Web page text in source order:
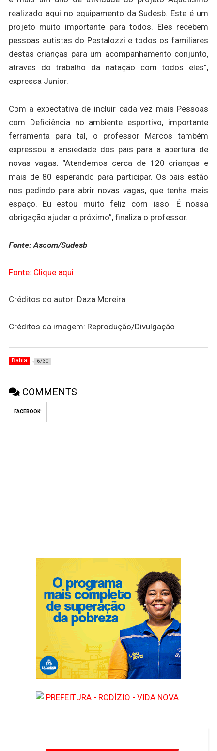
realizado aqui no equipamento da Sudesb. Este é um
projeto muito importante para todos. Eles recebem
pessoas autistas do Pestalozzi e todos os familiares
destas crianças para um acompanhamento conjunto,
através do trabalho da natação com todos eles”,
expressa Junior.
Com a expectativa de incluir cada vez mais Pessoas
com Deficiência no ambiente esportivo, importante
ferramenta para tal, o professor Marcos também
expressou a ansiedade dos pais para a abertura de
novas vagas. “Atendemos cerca de 120 crianças e
mais de 80 esperando para participar. Os pais estão
nos pedindo para abrir novas vagas, que tenha mais
espaço. Eu estou muito feliz com isso. É nossa
obrigação ajudar o próximo”, finaliza o professor.
Fonte: Ascom/Sudesb
Fonte: Clique aqui
Créditos do autor: Daza Moreira
Créditos da imagem: Reprodução/Divulgação
Bahia 6730
COMMENTS
FACEBOOK: